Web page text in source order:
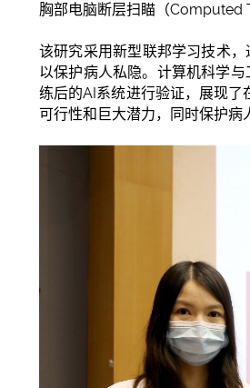
胸部电脑断层扫瞄（Computed
该研究采用新型联邦学习技术
以保护病人私隐。计算机科学与
练后的AI系统进行验证，展现了
可行性和巨大潜力，同时保护病